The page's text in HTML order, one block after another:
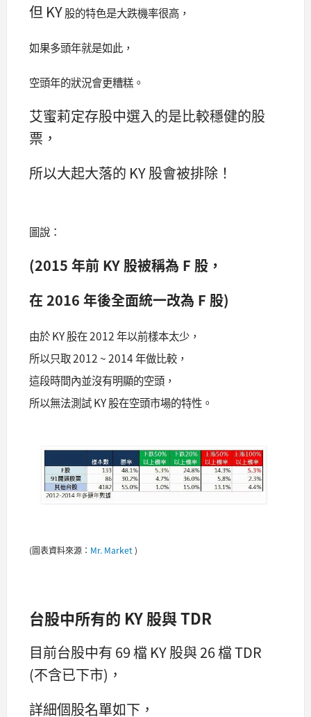
但 KY股的特色是大跌機率很高，
如果多頭年就是如此，
空頭年的狀況會更糟糕。
艾蜜莉定存股中選入的是比較穩健的股
票，
所以大起大落的 KY 股會被排除！
圖說：
(2015 年前 KY 股被稱為 F 股，
在 2016 年後全面統一改為 F 股)
由於 KY 股在 2012 年以前樣本太少，
所以只取 2012 ~ 2014 年做比較，
這段時間內並沒有明顯的空頭，
所以無法測試 KY 股在空頭市場的特性。
(圖表資料來源： Mr. Market)
台股中所有的 KY 股與 TDR
目前台股中有 69 檔 KY 股與 26 檔 TDR
(不含已下市)，
詳細個股名單如下，